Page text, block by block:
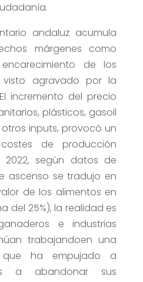
andaluz acumula
márgenes como
de los
agravado por la
incremento del precio
plásticos, gasoil
inputs, provocó un
de producción
2022, según datos de
ascenso se tradujo en
de los alimentos en
del 25%), la realidad es
e industrias
trabajandoen una
que ha empujado a
a abandonar sus